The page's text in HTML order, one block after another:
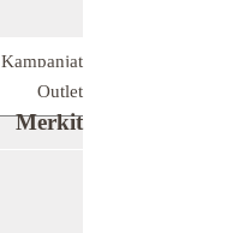
Kampanjat
Outlet
Merkit